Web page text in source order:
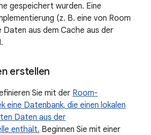
gespeichert wurden. Eine
(z. B. eine von Room
aus dem Cache aus der
erstellen
Sie mit der Room-
eine Datenbank, die einen lokalen
Daten aus der
enthält. Beginnen Sie mit einer